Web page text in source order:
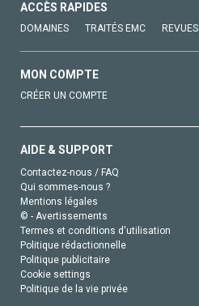
ACCÈS RAPIDES
DOMAINES TRAITÉS EMC REVUES
MON COMPTE
CRÉER UN COMPTE
AIDE & SUPPORT
Contactez-nous / FAQ
Qui sommes-nous ?
Mentions légales
© - Avertissements
Termes et conditions d'utilisation
Politique rédactionnelle
Politique publicitaire
Cookie settings
Politique de la vie privée